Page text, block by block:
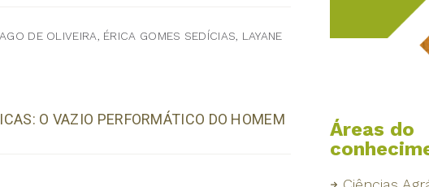
DE OLIVEIRA, ÉRICA GOMES SEDÍCIAS, LAYANE
O VAZIO PERFORMÁTICO DO HOMEM
Áreas do